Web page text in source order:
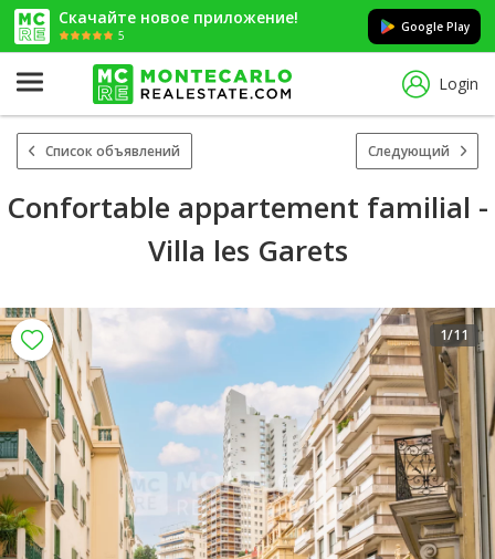
Скачайте новое приложение!
5
Google Play
Login
Список объявлений Следующий
Confortable appartement familial -
Villa les Garets
1/11